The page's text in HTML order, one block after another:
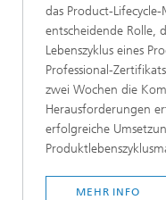
das Product-
entscheidende Rolle,
Lebenszyklus eines
Professional-
zwei Wochen die
Herausforderungen
erfolgreiche
MEHR INFO